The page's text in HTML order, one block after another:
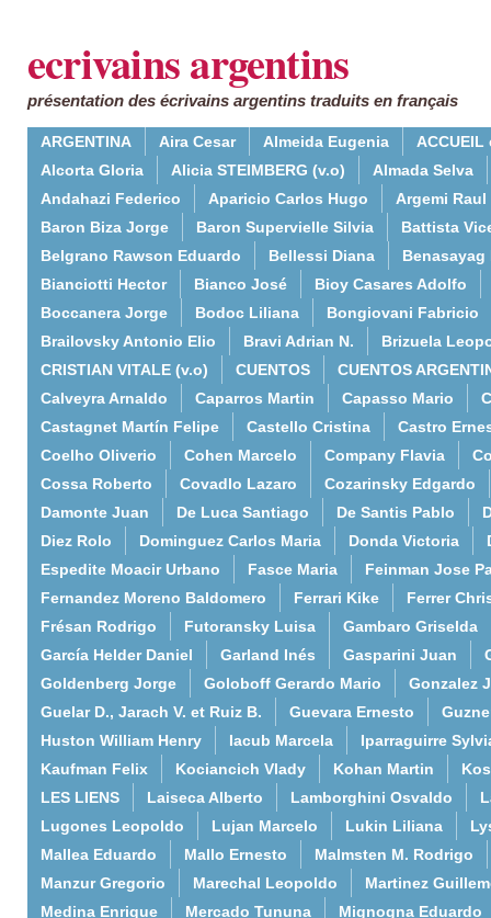
ecrivains argentins
présentation des écrivains argentins traduits en français
ARGENTINA Aira Cesar Almeida Eugenia
ACCUEIL
Alcorta Gloria
Alicia STEIMBERG (v.o)
Almada Selva
Andahazi Federico
Aparicio Carlos Hugo
Argemi Raul
Baron Biza Jorge
Baron Supervielle Silvia
Battista
Belgrano Rawson Eduardo
Bellessi Diana
Benasayag
Bianciotti Hector
Bianco José
Bioy Casares Adolfo
Boccanera Jorge
Bodoc Liliana
Bongiovani Fabricio
Brailovsky Antonio Elio
Bravi Adrian N.
Brizuela
CRISTIAN VITALE (v.o)
CUENTOS
CUENTOS
Calveyra Arnaldo
Caparros Martin Capasso Mario
Castagnet Martín Felipe
Castello Cristina
Castro
Coelho Oliverio
Cohen Marcelo Company Flavia
Cossa Roberto
Covadlo Lazaro
Cozarinsky Edgardo
Damonte Juan
De Luca Santiago De Santis Pablo
Diez Rolo
Dominguez Carlos Maria Donda Victoria
Espedite Moacir Urbano
Fasce Maria
Feinman Jose
Fernandez Moreno Baldomero
Ferrari Kike
Ferrer
Frésan Rodrigo
Futoransky Luisa
Gambaro Griselda
García Helder Daniel
Garland Inés Gasparini Juan
Goldenberg Jorge
Goloboff Gerardo Mario
Gonzalez
Guelar D., Jarach V. et Ruiz B.
Guevara Ernesto
Huston William Henry
Iacub Marcela
Iparraguirre
Kaufman Felix
Kociancich Vlady Kohan Martin
LES LIENS
Laiseca Alberto Lamborghini Osvaldo
Lugones Leopoldo
Lujan Marcelo Lukin Liliana
Mallea Eduardo
Mallo Ernesto
Malmsten M. Rodrigo
Manzur Gregorio
Marechal Leopoldo
Martinez
Medina Enrique
Mercado Tununa
Mignogna Eduardo